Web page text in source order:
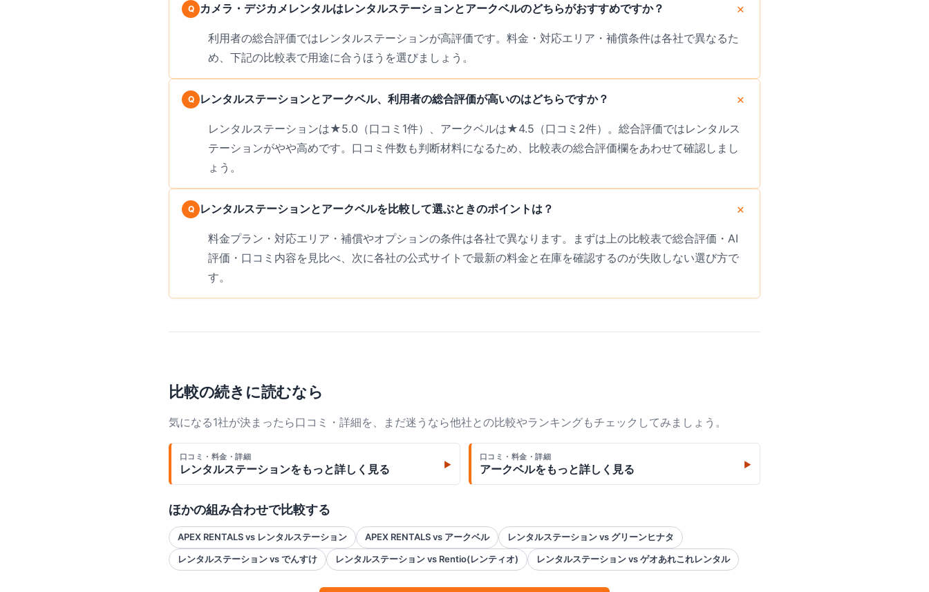
カメラ・デジカメレンタルはレンタルステーションとアークベルのどちらがおすすめですか？
利用者の総合評価ではレンタルステーションが高評価です。料金・対応エリア・補償条件は各社で異なるた
め、下記の比較表で用途に合うほうを選びましょう。
レンタルステーションとアークベル、利用者の総合評価が高いのはどちらですか？
レンタルステーションは★5.0（口コミ1件）、アークベルは★4.5（口コミ2件）。総合評価ではレンタルス
テーションがやや高めです。口コミ件数も判断材料になるため、比較表の総合評価欄をあわせて確認しまし
ょう。
レンタルステーションとアークベルを比較して選ぶときのポイントは？
料金プラン・対応エリア・補償やオプションの条件は各社で異なります。まずは上の比較表で総合評価・AI
評価・口コミ内容を見比べ、次に各社の公式サイトで最新の料金と在庫を確認するのが失敗しない選び方で
す。
比較の続きに読むなら
気になる1社が決まったら口コミ・詳細を、まだ迷うなら他社との比較やランキングもチェックしてみましょう。
口コミ・料金・詳細
レンタルステーションをもっと詳しく見る ▶
口コミ・料金・詳細
アークベルをもっと詳しく見る ▶
ほかの組み合わせで比較する
APEX RENTALS vs レンタルステーション APEX RENTALS vs アークベル
レンタルステーション vs グリーンヒナタ
レンタルステーション vs でんすけ
レンタルステーション vs Rentio(レンティオ) レンタルステーション vs ゲオあれこれレンタル